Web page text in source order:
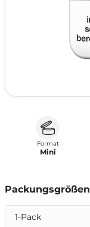
Format
Mini
Packungsgrößen
1-Pack